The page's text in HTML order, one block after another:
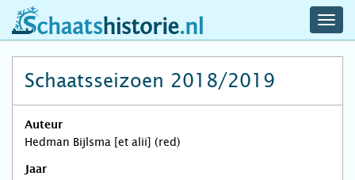
schaatshistorie.nl
Schaatsseizoen 2018/2019
Auteur
Hedman Bijlsma [et alii] (red)
Jaar